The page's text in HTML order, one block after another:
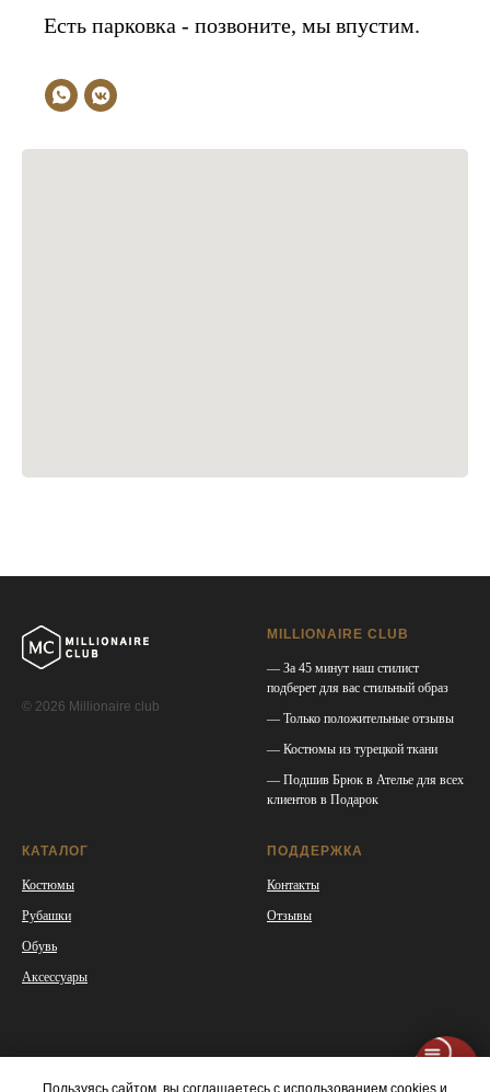
Пользуясь сайтом, вы соглашаетесь с использованием cookies и
Есть парковка - позвоните, мы впустим.
© 2026 Millionaire club
MILLIONAIRE CLUB
— За 45 минут наш стилист
подберет для вас стильный образ
— Только положительные отзывы
— Костюмы из турецкой ткани
— Подшив Брюк в Ателье для всех
клиентов в Подарок
КАТАЛОГ
Костюмы
Рубашки
Обувь
Аксессуары
ПОДДЕРЖКА
Контакты
Отзывы